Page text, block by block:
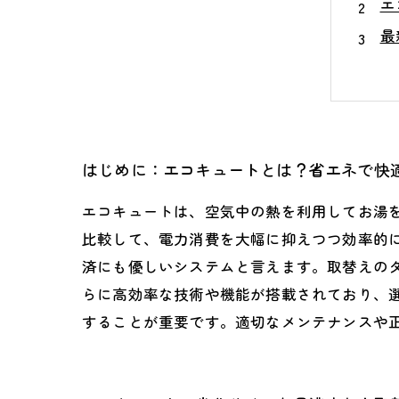
取
ま
はじめに：エコキュートとは？省エネで快
エコキュートは、空気中の熱を利用してお
比較して、電力消費を大幅に抑えつつ効率
済にも優しいシステムと言えます。取替えの
らに高効率な技術や機能が搭載されており
することが重要です。適切なメンテナンス